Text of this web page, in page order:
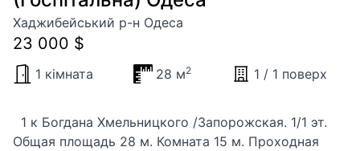
Хаджибейський р-н Одеса
23 000 $
1 кімната 28 м2 1 / 1 поверх
1 к Богдана Хмельницкого /Запорожская. 1/1 эт.
Общая площадь 28 м. Комната 15 м. Проходная